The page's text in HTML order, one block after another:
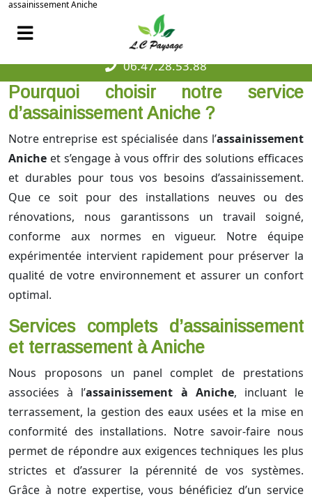
assainissement Aniche
06.47.28.53.88
Pourquoi choisir notre service
d’assainissement Aniche ?
Notre entreprise est spécialisée dans l’assainissement
Aniche et s’engage à vous offrir des solutions efficaces
et durables pour tous vos besoins d’assainissement.
Que ce soit pour des installations neuves ou des
rénovations, nous garantissons un travail soigné,
conforme aux normes en vigueur. Notre équipe
expérimentée intervient rapidement pour préserver la
qualité de votre environnement et assurer un confort
optimal.
Services complets d’assainissement
et terrassement à Aniche
Nous proposons un panel complet de prestations
associées à l’assainissement à Aniche, incluant le
terrassement, la gestion des eaux usées et la mise en
conformité des installations. Notre savoir-faire nous
permet de répondre aux exigences techniques les plus
strictes et d’assurer la pérennité de vos systèmes.
Grâce à notre expertise, vous bénéficiez d’un service